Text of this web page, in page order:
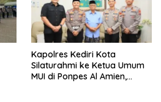
Kapolres Kediri Kota
Silaturahmi ke Ketua Umum
MUI di Ponpes Al Amien,